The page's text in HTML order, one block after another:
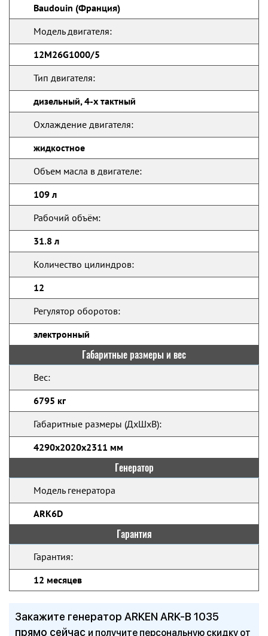
Baudouin (Франция)
Модель двигателя:
12M26G1000/5
Тип двигателя:
дизельный, 4-х тактный
Охлаждение двигателя:
жидкостное
Объем масла в двигателе:
109 л
Рабочий объём:
31.8 л
Количество цилиндров:
12
Регулятор оборотов:
электронный
Габаритные размеры и вес
Вес:
6795 кг
Габаритные размеры (ДхШхВ):
4290x2020x2311 мм
Генератор
Модель генератора
ARK6D
Гарантия
Гарантия:
12 месяцев
Закажите генератор ARKEN ARK-B 1035
прямо сейчас и получите персональную скидку от